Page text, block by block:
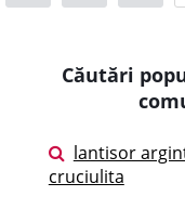
Căutări
lantisor
cruciulita